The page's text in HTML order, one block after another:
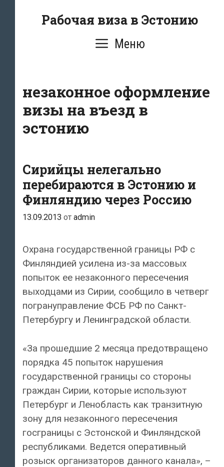
Рабочая виза в Эстонию
Меню
незаконное оформление
визы на въезд в
эстонию
Сирийцы нелегально
перебираются в Эстонию и
Финляндию через Россию
13.09.2013 от admin
Охрана государственной границы РФ с
Финляндией усилена из-за массовых
попыток ее незаконного пересечения
выходцами из Сирии, сообщило в четверг
погрануправление ФСБ РФ по Санкт-
Петербургу и Ленинградской области.
«За прошедшие 2 месяца предотвращено
порядка 45 попыток нарушения
государственной границы со стороны
граждан Сирии, которые используют
Петербург и Ленобласть как транзитную
зону для незаконного пересечения
госграницы с Эстонской и Финляндской
республиками. Ведется оперативный
розыск организаторов данного канала», –